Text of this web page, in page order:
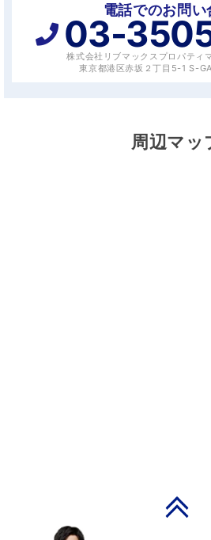
電話でのお問い
03-
株式会社リブマックスプロパティ
東京都港区赤坂２丁目5-1 S-
周辺マッ